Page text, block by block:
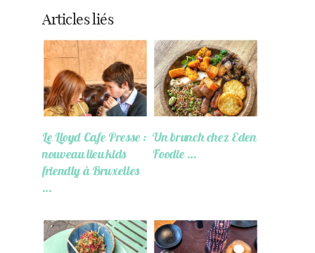
Articles liés
Le Lloyd Cafe Presse :
nouveau lieu kids
friendly à Bruxelles
…
Un brunch chez Eden
Foodie …